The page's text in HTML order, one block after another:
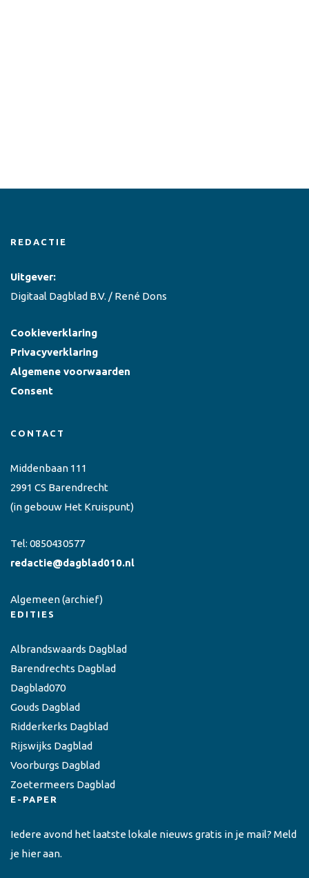
REDACTIE
Uitgever:
Digitaal Dagblad B.V. / René Dons
Cookieverklaring
Privacyverklaring
Algemene voorwaarden
Consent
CONTACT
Middenbaan 111
2991 CS Barendrecht
(in gebouw Het Kruispunt)
Tel: 0850430577
redactie@dagblad010.nl
Algemeen(archief)
EDITIES
Albrandswaards Dagblad
Barendrechts Dagblad
Dagblad070
Gouds Dagblad
Ridderkerks Dagblad
Rijswijks Dagblad
Voorburgs Dagblad
Zoetermeers Dagblad
E-PAPER
Iedere avond het laatste lokale nieuws gratis in je mail? Meld
je hier aan.